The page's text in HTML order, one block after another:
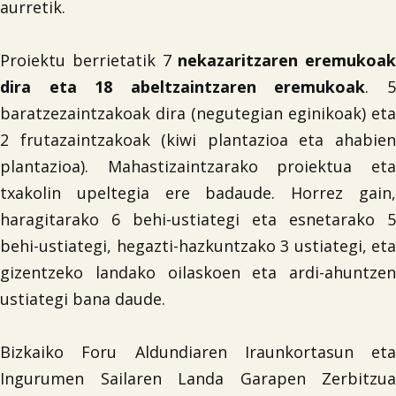
aurretik.
Proiektu berrietatik 7nekazaritzaren eremukoak
dira eta 18 abeltzaintzaren eremukoak. 5
baratzezaintzakoak dira (negutegian eginikoak) eta
2 frutazaintzakoak (kiwi plantazioa eta ahabien
plantazioa). Mahastizaintzarako proiektua eta
txakolin upeltegia ere badaude. Horrez gain,
haragitarako 6 behi-ustiategi eta esnetarako 5
behi-ustiategi, hegazti-hazkuntzako 3 ustiategi, eta
gizentzeko landako oilaskoen eta ardi-ahuntzen
ustiategi bana daude.
Bizkaiko Foru Aldundiaren Iraunkortasun eta
Ingurumen Sailaren Landa Garapen Zerbitzua